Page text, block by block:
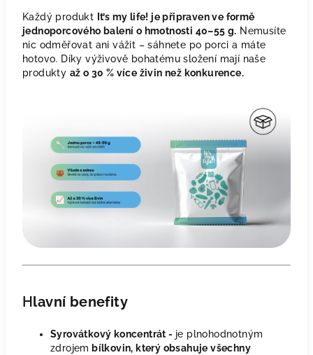
Každý produkt It’s my life! je připraven ve formě
jednoporcového balení o hmotnosti 40–55 g. Nemusíte
nic odměřovat ani vážit – sáhnete po porci a máte
hotovo. Díky výživově bohatému složení mají naše
produkty až o 30 % více živin než konkurence.
Hlavní benefity
Syrovátkový koncentrát - je plnohodnotným
zdrojem bílkovin, který obsahuje všechny